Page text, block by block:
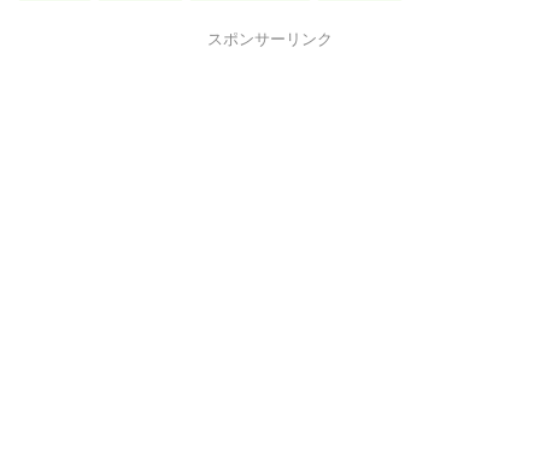
スポンサーリンク